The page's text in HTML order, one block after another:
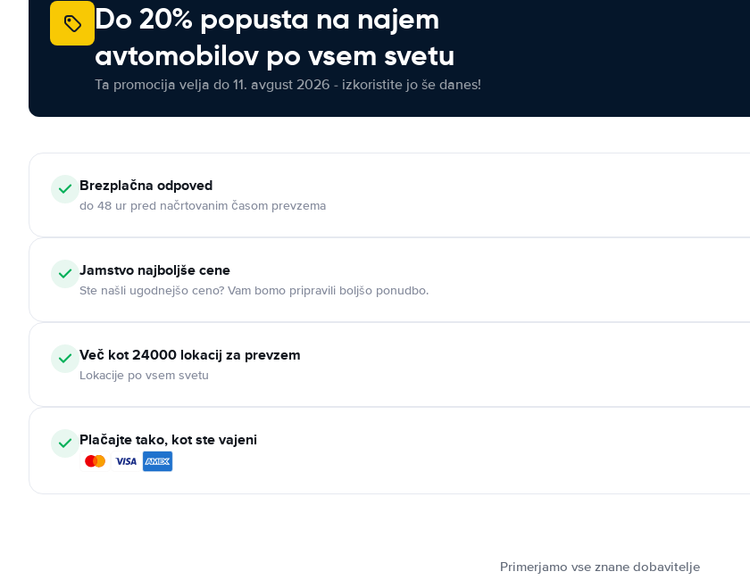
Do 20% popusta na najem
avtomobilov po vsem svetu
Ta promocija velja do 11. avgust 2026 - izkoristite jo še danes!
Brezplačna odpoved
do 48 ur pred načrtovanim časom prevzema
Jamstvo najboljše cene
Ste našli ugodnejšo ceno? Vam bomo pripravili boljšo ponudbo.
Več kot 24000 lokacij za prevzem
Lokacije po vsem svetu
Plačajte tako, kot ste vajeni
Primerjamo vse znane dobavitelje